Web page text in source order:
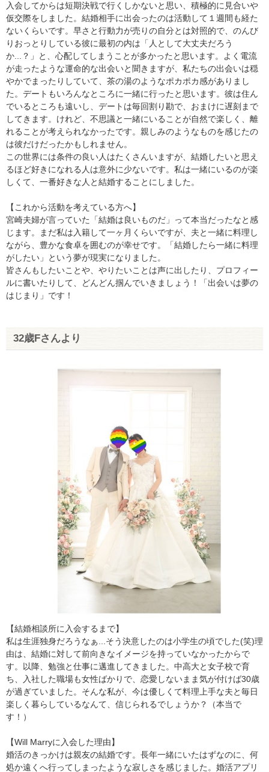
入会してからは短期決戦で行くしかないと思い、積極的に見合いや
仮交際をしました。結婚相手に出会ったのは活動して１週間も経た
ないくらいです。早さと行動力が売りの自分とは対照的で、のんび
りおっとりしている彼に最初の内は「人として大丈夫だろう
か...？」と、心配してしまうことが多かったと思います。よく電流
が走ったような運命的な出会いと聞きますが、私たちの出会いは穏
やかでまったりしていて、茶の湯のようなポカポカ感がありまし
た。デートもいろんなところに一緒に行ったと思います。彼は住ん
でいるところも遠いし、デートは毎回割り勘で、おまけに遅刻まで
してきます。けれど、不思議と一緒にいることが自然で楽しく、離
れることが考えられなかったです。親しみのようなものを感じたの
は彼だけだったかもしれません。
この世界には条件の良い人はたくさんいますが、結婚したいと思え
るほど好きになれる人は意外に少ないです。私は一緒にいるのが楽
しくて、一番好きな人と結婚することにしました。
【これから活動を考えている方へ】
宮崎夫婦が言っていた「結婚は良いものだ」って本当だったなと感
じます。まだ私は入籍して一ヶ月くらいですが、夫と一緒に料理し
ながら、豊かな食卓を囲むのが幸せです。「結婚したら一緒に料理
がしたい」という夢が現実になりました。
皆さんもしたいことや、やりたいことは声に出したり、プロフィー
ルに書いたりして、どんどん掴んでいきましょう！「出会いは夢の
はじまり」です！
32歳Fさんより
【結婚相談所に入会するまで】
私は生涯独身だろうなぁ...そう決意したのは小学生の頃でした(笑)理
由は、結婚に対して前向きなイメージを持っていなかったからで
す。以降、勉強と仕事に邁進してきました。中高大と女子校で育
ち、入社した職場も女性ばかりで、恋愛しないまま気が付けば30歳
が過ぎていました。そんな私が、今は優しくて料理上手な夫と毎日
楽しく暮らしているなんて、信じられるでしょうか？（本当で
す！）
【Will Marryに入会した理由】
婚活のきっかけは親友の結婚です。長年一緒にいたはずなのに、何
処か遠くへ行ってしまったような寂しさを感じました。婚活アプリ